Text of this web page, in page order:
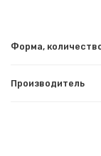
Форма,
Производитель